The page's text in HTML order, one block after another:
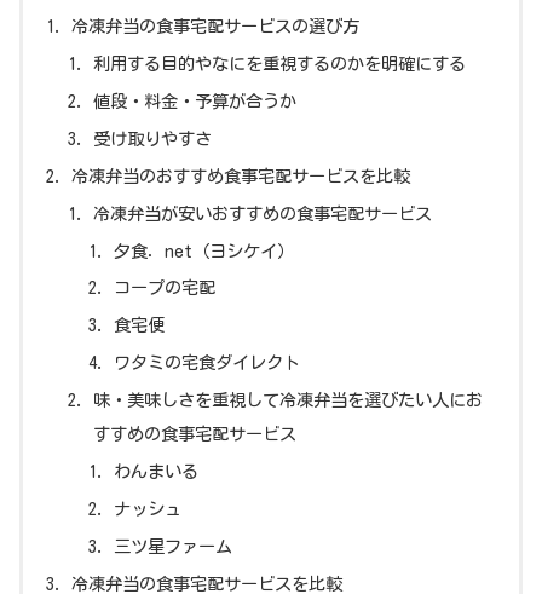
冷凍弁当の食事宅配サービスの選び方
利用する目的やなにを重視するのかを明確にする
値段・料金・予算が合うか
受け取りやすさ
冷凍弁当のおすすめ食事宅配サービスを比較
冷凍弁当が安いおすすめの食事宅配サービス
夕食．net（ヨシケイ）
コープの宅配
食宅便
ワタミの宅食ダイレクト
味・美味しさを重視して冷凍弁当を選びたい人にお
すすめの食事宅配サービス
わんまいる
ナッシュ
三ツ星ファーム
冷凍弁当の食事宅配サービスを比較